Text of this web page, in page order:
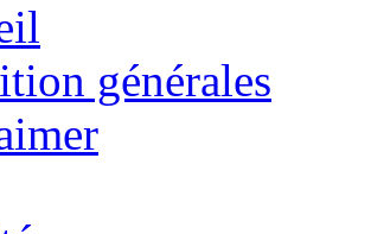
générales